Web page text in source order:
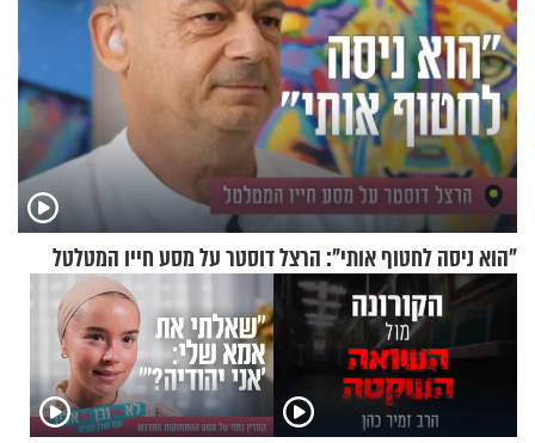
"הוא ניסה לחטוף אותי": הרצל דוסטר על מסע חייו המטלטל